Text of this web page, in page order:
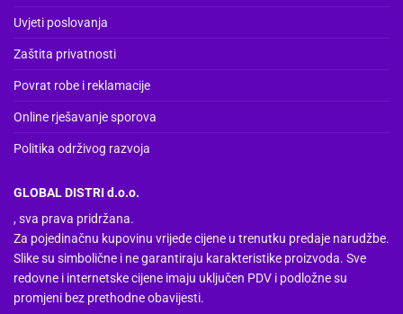
Uvjeti poslovanja
Zaštita privatnosti
Povrat robe i reklamacije
Online rješavanje sporova
Politika održivog razvoja
GLOBAL DISTRI d.o.o.
, sva prava pridržana.
Za pojedinačnu kupovinu vrijede cijene u trenutku predaje narudžbe.
Slike su simbolične i ne garantiraju karakteristike proizvoda. Sve
redovne i internetske cijene imaju uključen PDV i podložne su
promjeni bez prethodne obavijesti.